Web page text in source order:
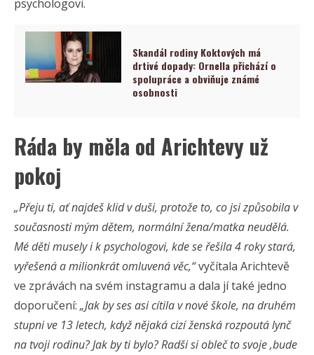
psychologovi.
Skandál rodiny Koktových má
drtivé dopady: Ornella přichází o
spolupráce a obviňuje známé
osobnosti
Ráda by měla od Arichtevy už
pokoj
„Přeju ti, ať najdeš klid v duši, protože to, co jsi způsobila v
současnosti mým dětem, normální žena/matka neudělá.
Mé děti musely i k psychologovi, kde se řešila 4 roky stará,
vyřešená a milionkrát omluvená věc,“vyčítala Arichtevě
ve zprávách na svém instagramu a dala jí také jedno
doporučení: „Jak by ses asi cítila v nové škole, na druhém
stupni ve 13 letech, když nějaká cizí ženská rozpoutá lynč
na tvoji rodinu? Jak by ti bylo? Radši si obleč to svoje ‚bude